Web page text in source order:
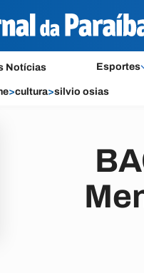
Notícias Esportes
>cultura>silvio osias